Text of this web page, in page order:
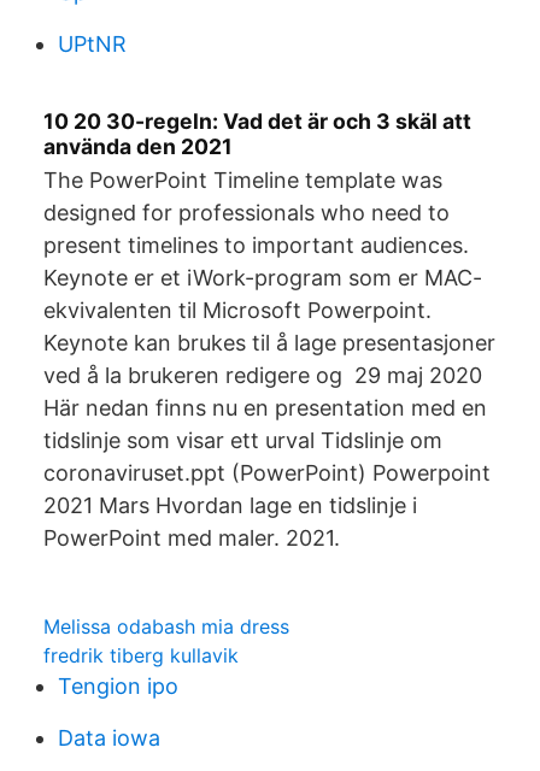
UPtNR
10 20 30-regeln: Vad det är och 3 skäl att
använda den 2021
The PowerPoint Timeline template was
designed for professionals who need to
present timelines to important audiences.
Keynote er et iWork-program som er MAC-
ekvivalenten til Microsoft Powerpoint.
Keynote kan brukes til å lage presentasjoner
ved å la brukeren redigere og 29 maj 2020
Här nedan finns nu en presentation med en
tidslinje som visar ett urval Tidslinje om
coronaviruset.ppt (PowerPoint) Powerpoint
2021 Mars Hvordan lage en tidslinje i
PowerPoint med maler. 2021.
Melissa odabash mia dress
fredrik tiberg kullavik
Tengion ipo
Data iowa